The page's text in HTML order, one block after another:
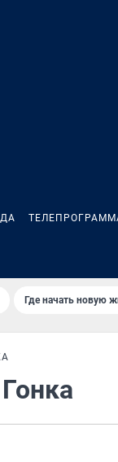
Где начать новую